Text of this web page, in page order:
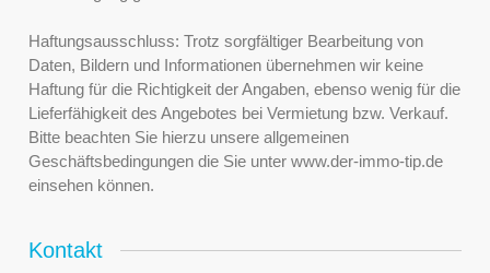
Haftungsausschluss: Trotz sorgfältiger Bearbeitung von
Daten, Bildern und Informationen übernehmen wir keine
Haftung für die Richtigkeit der Angaben, ebenso wenig für die
Lieferfähigkeit des Angebotes bei Vermietung bzw. Verkauf.
Bitte beachten Sie hierzu unsere allgemeinen
Geschäftsbedingungen die Sie unter www.der-immo-tip.de
einsehen können.
Kontakt